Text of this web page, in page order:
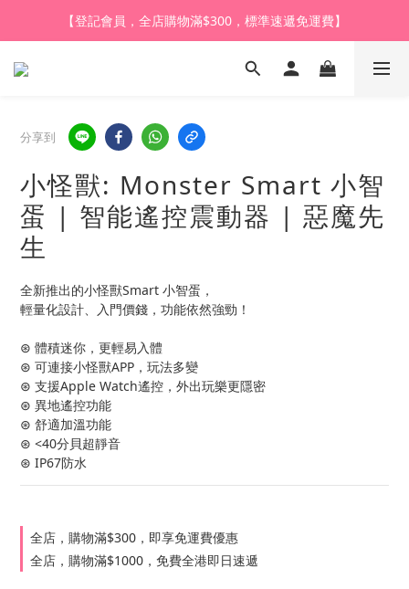
【登記會員，全店購物滿$1,000，即享全單95折】
【購買任何產品，9折體驗價換購HARU皇牌潤滑液】
【登記會員，全店購物滿$1,000，即享全單95折】
分享到
小怪獸: Monster Smart 小智
蛋 | 智能遙控震動器 | 惡魔先
生
全新推出的小怪獸Smart 小智蛋，
輕量化設計、入門價錢，功能依然強勁！
⊛ 體積迷你，更輕易入體
⊛ 可連接小怪獸APP，玩法多變
⊛ 支援Apple Watch遙控，外出玩樂更隱密
⊛ 異地遙控功能
⊛ 舒適加溫功能
⊛ <40分貝超靜音
⊛ IP67防水
全店，購物滿$300，即享免運費優惠
全店，購物滿$1000，免費全港即日速遞